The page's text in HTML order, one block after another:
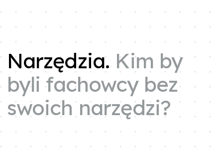
Narzędzia. Kim by
byli fachowcy bez
swoich narzędzi?